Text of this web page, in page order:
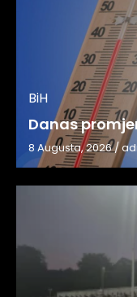
BiH
Danas
8 Augusta, 2026/